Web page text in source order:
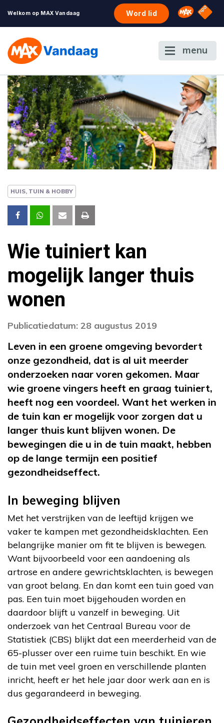
Welkom op MAX Vandaag Word lid Omroep
NPO
menu
HUIS, TUIN & HOBBY
Wie tuiniert kan
mogelijk langer thuis
wonen
Publicatiedatum: 28 augustus 2019
Leven in een groene omgeving bevordert
onze gezondheid, dat is al uit meerder
onderzoeken naar voren gekomen. Maar
wie groene vingers heeft en graag tuiniert,
heeft nog een voordeel. Want het werken in
de tuin kan er mogelijk voor zorgen dat u
langer thuis kunt blijven wonen. De
bewegingen die u in de tuin maakt, hebben
op de lange termijn een positief
gezondheidseffect.
In beweging blijven
Met het verstrijken van de leeftijd krijgen we
vaker te kampen met gezondheidsklachten. Een
belangrijke manier om fit te blijven is bewegen.
Want bijvoorbeeld voor een aandoening als
artrose en andere gewrichtsklachten, is bewegen
van groot belang. En dan komt een tuin goed van
pas. Een tuin moet bijgehouden worden en
daardoor blijft u vanzelf in beweging. Uit
onderzoek van het Centraal Bureau voor de
Statistiek (CBS) blijkt dat een meerderheid van de
65-plusser over een ruime tuin beschikt. En wie
de tuin met veel groen en verschillende planten
inricht, heeft er het hele jaar door werk aan en is
dus gegarandeerd in beweging.